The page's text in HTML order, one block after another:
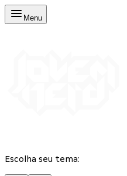
Menu
Escolha seu tema: